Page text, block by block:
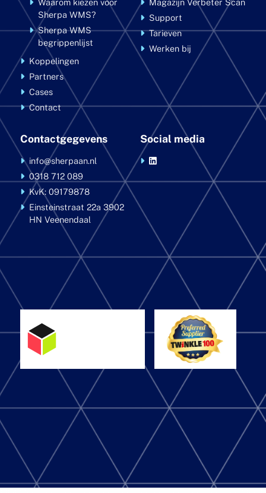
Waarom kiezen voor
Sherpa WMS?
Sherpa WMS
begrippenlijst
Koppelingen
Partners
Cases
Contact
Magazijn Verbeter Scan
Support
Tarieven
Werken bij
Contactgegevens
info@sherpaan.nl
0318 712 089
KvK: 09179878
Einsteinstraat 22a3902
HN Veenendaal
Social media